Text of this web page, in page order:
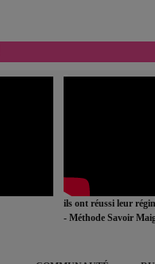
ils ont réussi leur
- Méthode Savoir